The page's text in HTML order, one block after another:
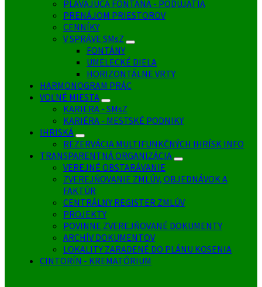
PLÁVAJÚCA FONTÁNA - PODUJATIA
PRENÁJOM PRIESTOROV
CENNÍKY
V SPRÁVE SMsZ
FONTÁNY
UMELECKÉ DIELA
HORIZONTÁLNE VRTY
HARMONOGRAM PRÁC
VOĽNÉ MIESTA
KARIÉRA - SMsZ
KARIÉRA - MESTSKÉ PODNIKY
IHRISKÁ
REZERVÁCIA MULTIFUNKČNÝCH IHRÍSK INFO
TRANSPARENTNÁ ORGANIZÁCIA
VEREJNÉ OBSTARÁVANIE
ZVEREJŇOVANIE ZMLÚV, OBJEDNÁVOK A
FAKTÚR
CENTRÁLNY REGISTER ZMLÚV
PROJEKTY
POVINNE ZVEREJŇOVANÉ DOKUMENTY
ARCHÍV DOKUMENTOV
LOKALITY ZARADENÉ DO PLÁNU KOSENIA
CINTORÍN - KREMATÓRIUM